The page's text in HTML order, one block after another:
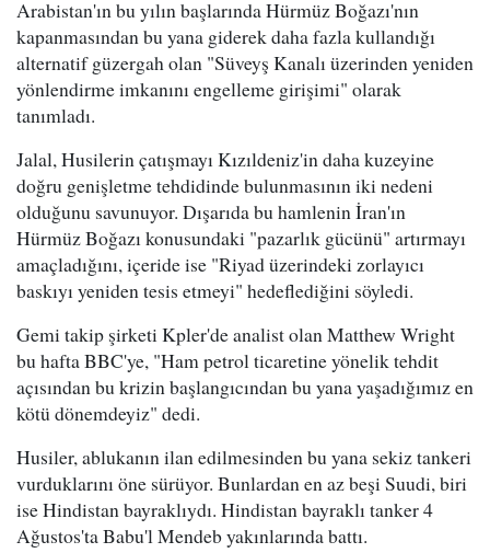
Arabistan'ın bu yılın başlarında Hürmüz Boğazı'nın
kapanmasından bu yana giderek daha fazla kullandığı
alternatif güzergah olan "Süveyş Kanalı üzerinden yeniden
yönlendirme imkanını engelleme girişimi" olarak
tanımladı.
Jalal, Husilerin çatışmayı Kızıldeniz'in daha kuzeyine
doğru genişletme tehdidinde bulunmasının iki nedeni
olduğunu savunuyor. Dışarıda bu hamlenin İran'ın
Hürmüz Boğazı konusundaki "pazarlık gücünü" artırmayı
amaçladığını, içeride ise "Riyad üzerindeki zorlayıcı
baskıyı yeniden tesis etmeyi" hedeflediğini söyledi.
Gemi takip şirketi Kpler'de analist olan Matthew Wright
bu hafta BBC'ye, "Ham petrol ticaretine yönelik tehdit
açısından bu krizin başlangıcından bu yana yaşadığımız en
kötü dönemdeyiz" dedi.
Husiler, ablukanın ilan edilmesinden bu yana sekiz tankeri
vurduklarını öne sürüyor. Bunlardan en az beşi Suudi, biri
ise Hindistan bayraklıydı. Hindistan bayraklı tanker 4
Ağustos'ta Babu'l Mendeb yakınlarında battı.